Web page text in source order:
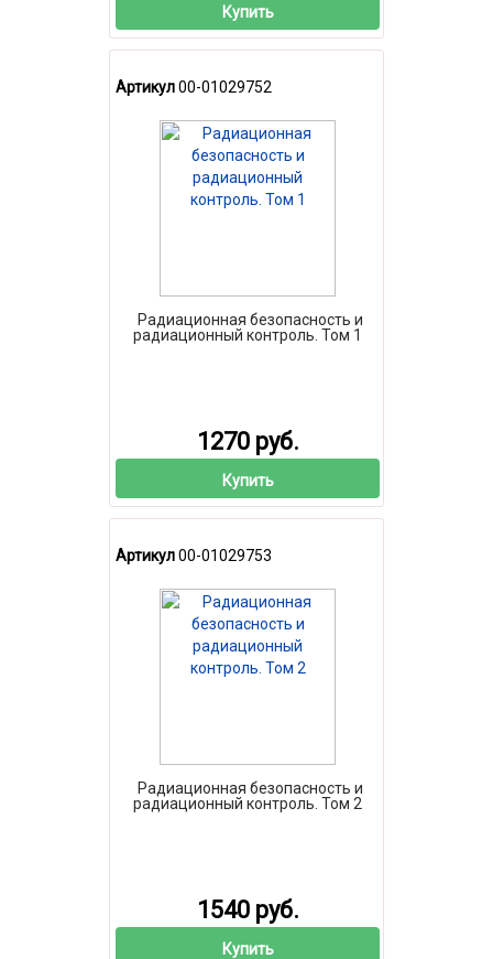
Купить
Артикул00-01029752
Радиационная безопасность и
радиационный контроль. Том 1
1270 руб.
Купить
Артикул00-01029753
Радиационная безопасность и
радиационный контроль. Том 2
1540 руб.
Купить